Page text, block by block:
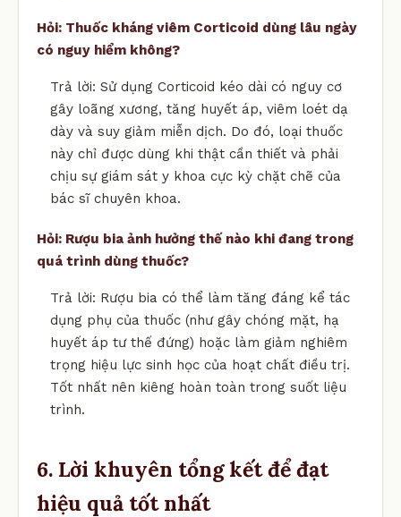
Hỏi: Thuốc kháng viêm Corticoid dùng lâu ngày
có nguy hiểm không?
Trả lời: Sử dụng Corticoid kéo dài có nguy cơ
gây loãng xương, tăng huyết áp, viêm loét dạ
dày và suy giảm miễn dịch. Do đó, loại thuốc
này chỉ được dùng khi thật cần thiết và phải
chịu sự giám sát y khoa cực kỳ chặt chẽ của
bác sĩ chuyên khoa.
Hỏi: Rượu bia ảnh hưởng thế nào khi đang trong
quá trình dùng thuốc?
Trả lời: Rượu bia có thể làm tăng đáng kể tác
dụng phụ của thuốc (như gây chóng mặt, hạ
huyết áp tư thế đứng) hoặc làm giảm nghiêm
trọng hiệu lực sinh học của hoạt chất điều trị.
Tốt nhất nên kiêng hoàn toàn trong suốt liệu
trình.
6. Lời khuyên tổng kết để đạt
hiệu quả tốt nhất